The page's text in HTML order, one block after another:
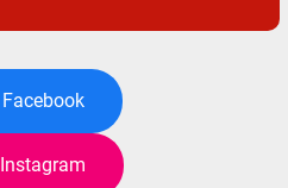
Facebook
Instagram